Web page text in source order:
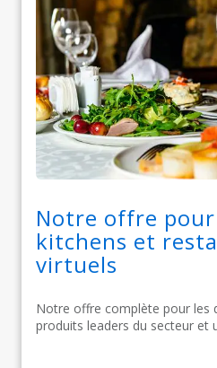
Notre offre
kitchens et
virtuels
Notre offre complète pour les
produits leaders du secteur et